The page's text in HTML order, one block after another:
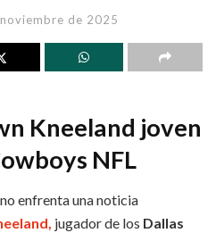
de 2025
Kneeland joven
NFL
enfrenta una noticia
jugador de los Dallas